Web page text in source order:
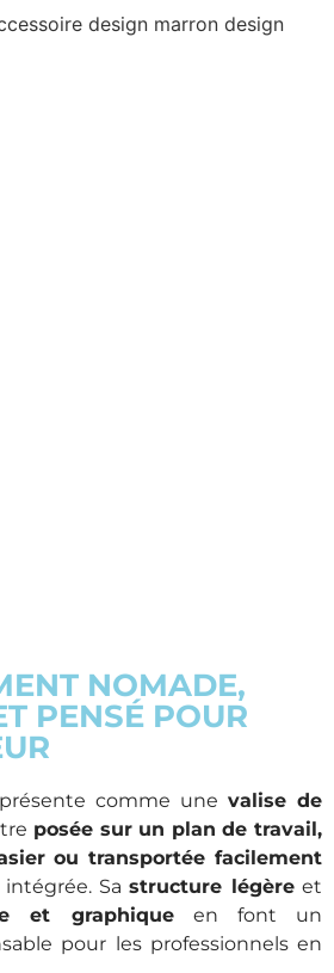
NOMADE,
PENSÉ POUR
comme une valise de
posée sur un plan de travail,
ou transportée facilement
intégrée. Sastructure légèreet
et graphiqueen font un
pour les professionnels en